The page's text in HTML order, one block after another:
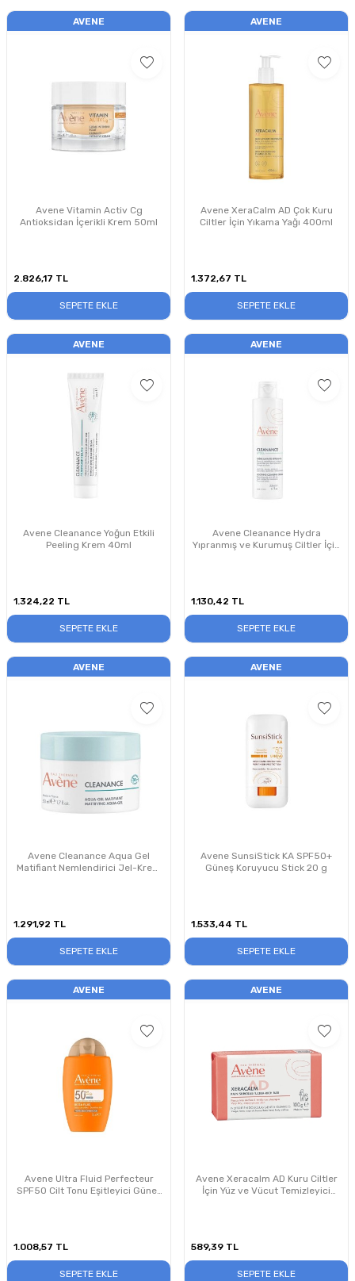
AVENE
Avene Vitamin Activ Cg
Antioksidan İçerikli Krem 50ml
2.826,17 TL
SEPETE EKLE
AVENE
Avene XeraCalm AD Çok Kuru
Ciltler İçin Yıkama Yağı 400ml
1.372,67 TL
SEPETE EKLE
AVENE
Avene Cleanance Yoğun Etkili
Peeling Krem 40ml
1.324,22 TL
SEPETE EKLE
AVENE
Avene Cleanance Hydra
Yıpranmış ve Kurumuş Ciltler İçin
1.130,42 TL
SEPETE EKLE
AVENE
Avene Cleanance Aqua Gel
Matifiant Nemlendirici Jel-Krem
1.291,92 TL
SEPETE EKLE
AVENE
Avene SunsiStick KA SPF50+
Güneş Koruyucu Stick 20 g
1.533,44 TL
SEPETE EKLE
AVENE
Avene Ultra Fluid Perfecteur
SPF50 Cilt Tonu Eşitleyici Güneş
1.008,57 TL
SEPETE EKLE
AVENE
Avene Xeracalm AD Kuru Ciltler
İçin Yüz ve Vücut Temizleyici
589,39 TL
SEPETE EKLE